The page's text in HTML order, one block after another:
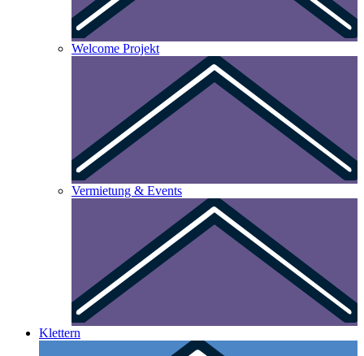
Welcome Projekt
Vermietung & Events
Klettern